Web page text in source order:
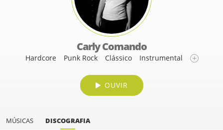
Carly Comando
Hardcore Punk Rock Clássico Instrumental
OUVIR
MÚSICAS DISCOGRAFIA